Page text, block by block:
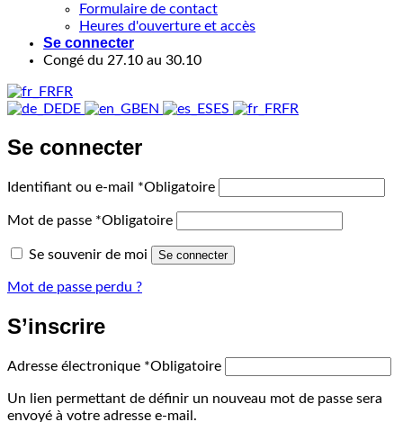
Formulaire de contact
Heures d'ouverture et accès
Se connecter
Congé du 27.10 au 30.10
FR
DE
EN ES FR
Se connecter
Identifiant ou e-mail *Obligatoire
Mot de passe *Obligatoire
Se souvenir de moi Se connecter
Mot de passe perdu ?
S’inscrire
Adresse électronique *Obligatoire
Un lien permettant de définir un nouveau mot de passe sera
envoyé à votre adresse e-mail.